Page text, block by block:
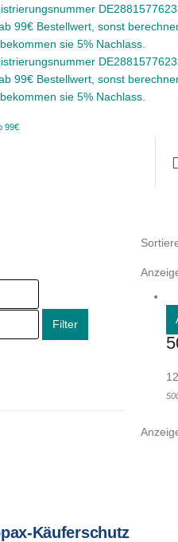
99€ Bestellwert, sonst
sie 5% Nachlass.
99€ Bestellwert, sonst
sie 5% Nachlass.
99€
Filter
Käuferschutz